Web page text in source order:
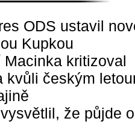
ODS ustavil
Kupkou
kritizoval
kvůli českým
že půjde